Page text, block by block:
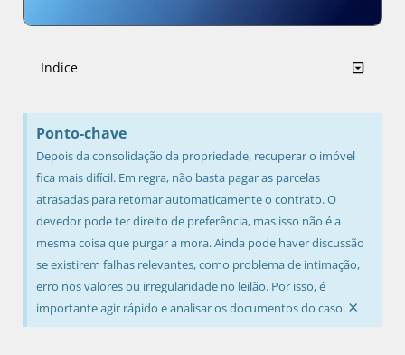
Indice
Ponto-chave
Depois da consolidação da propriedade, recuperar o imóvel
fica mais difícil. Em regra, não basta pagar as parcelas
atrasadas para retomar automaticamente o contrato. O
devedor pode ter direito de preferência, mas isso não é a
mesma coisa que purgar a mora. Ainda pode haver discussão
se existirem falhas relevantes, como problema de intimação,
erro nos valores ou irregularidade no leilão. Por isso, é
importante agir rápido e analisar os documentos do caso. ×